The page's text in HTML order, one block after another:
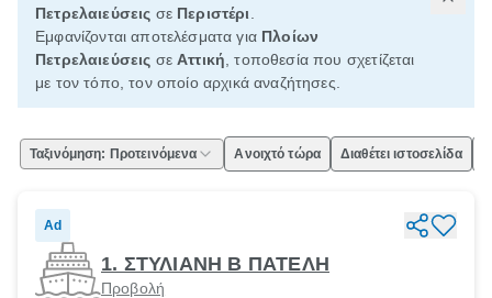
Πετρελαιεύσεις σε Περιστέρι
Εμφανίζονται αποτελέσματα για Πλοίων
Πετρελαιεύσεις σε Αττική , τοποθεσία που σχετίζεται
με τον τόπο, τον οποίο αρχικά αναζήτησες.
Ταξινόμηση: Προτεινόμενα Ανοιχτό τώρα Διαθέτει ιστοσελίδα
Ad
1. ΣΤΥΛΙΑΝΗ Β ΠΑΤΕΛΗ
Προβολή